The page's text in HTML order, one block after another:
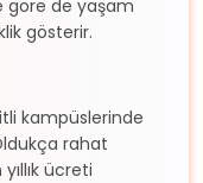
göre de yaşam
gösterir.
kampüslerinde
rahat
ücreti